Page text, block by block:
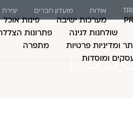
אודות מועדון חברים
מערכות ישיבה
פינות אוכל
שולחנות לגינה
פתרונות
ומדיניות פרטיות
מתפרה
ומוסדות